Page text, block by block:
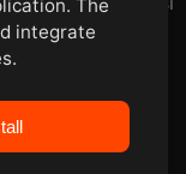
yang dapat
mana yang
ke beberapa
The
integrate